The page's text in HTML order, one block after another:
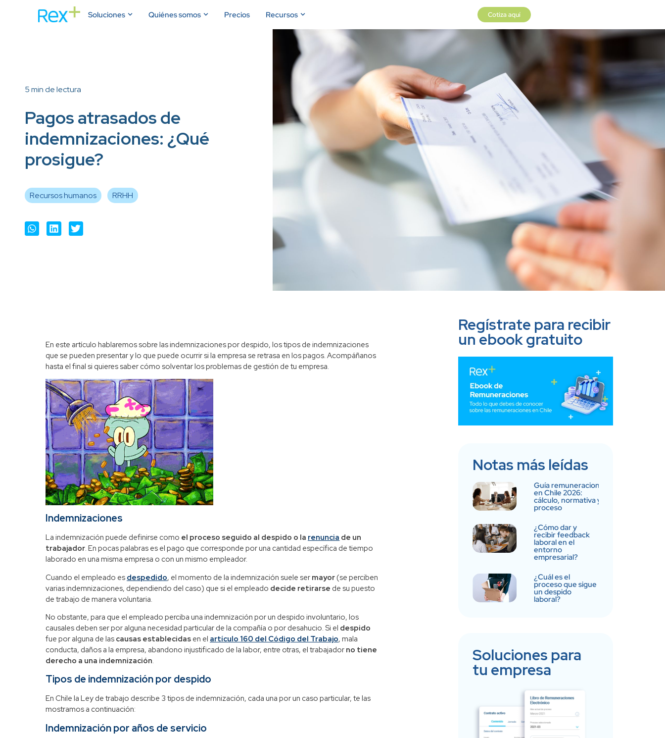
Soluciones Quiénes somos Precios Recursos Cotiza aquí
5 min de lectura
Pagos atrasados de
indemnizaciones: ¿Qué
prosigue?
Recursos humanos RRHH
En este artículo hablaremos sobre las indemnizaciones por despido, los tipos de indemnizaciones
que se pueden presentar y lo que puede ocurrir si la empresa se retrasa en los pagos. Acompáñanos
hasta el final si quieres saber cómo solventar los problemas de gestión de tu empresa.
Indemnizaciones
La indemnización puede definirse como el proceso seguido al despido o la renuncia de un
trabajador. En pocas palabras es el pago que corresponde por una cantidad específica de tiempo
laborado en una misma empresa o con un mismo empleador.
Cuando el empleado es despedido, el momento de la indemnización suele ser mayor (se perciben
varias indemnizaciones, dependiendo del caso) que si el empleado decide retirarse de su puesto
de trabajo de manera voluntaria.
No obstante, para que el empleado perciba una indemnización por un despido involuntario, los
causales deben ser por alguna necesidad particular de la compañía o por desahucio. Si el despido
fue por alguna de las causas establecidas en el artículo 160 del Código del Trabajo, mala
conducta, daños a la empresa, abandono injustificado de la labor, entre otras, el trabajador no tiene
derecho a una indemnización.
Tipos de indemnización por despido
En Chile la Ley de trabajo describe 3 tipos de indemnización, cada una por un caso particular, te las
mostramos a continuación:
Indemnización por años de servicio
Regístrate para recibir
un ebook gratuito
Notas más leídas
Guía remuneraciones
en Chile 2026:
cálculo, normativa y
proceso
¿Cómo dar y
recibir feedback
laboral en el
entorno
empresarial?
¿Cuál es el
proceso que sigue
un despido
laboral?
Soluciones para
tu empresa